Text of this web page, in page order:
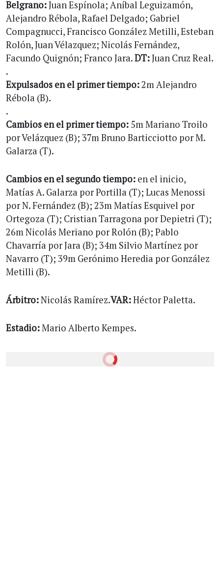
Belgrano:Juan Espínola; Aníbal Leguizamón,
Alejandro Rébola, Rafael Delgado; Gabriel
Compagnucci, Francisco González Metilli, Esteban
Rolón, Juan Vélazquez; Nicolás Fernández,
Facundo Quignón; Franco Jara.DT:Juan Cruz Real.
.
Expulsados en el primer tiempo:2m Alejandro
Rébola (B).
.
Cambios en el primer tiempo: 5m Mariano Troilo
por Velázquez (B); 37m Bruno Barticciotto por M.
Galarza (T).
Cambios en el segundo tiempo: en el inicio,
Matías A. Galarza por Portilla (T); Lucas Menossi
por N. Fernández (B); 23m Matías Esquivel por
Ortegoza (T); Cristian Tarragona por Depietri (T);
26m Nicolás Meriano por Rolón (B); Pablo
Chavarría por Jara (B); 34m Silvio Martínez por
Navarro (T); 39m Gerónimo Heredia por González
Metilli (B).
Árbitro:Nicolás Ramírez.VAR:Héctor Paletta.
Estadio:Mario Alberto Kempes.